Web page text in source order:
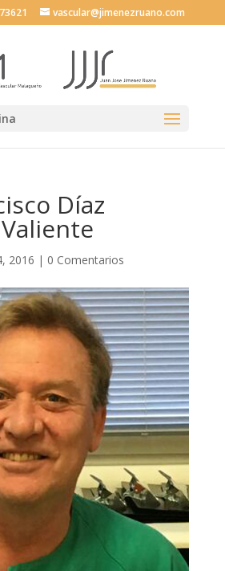
vascular@jimenezruano.com
Díaz
2016 | 0 Comentarios